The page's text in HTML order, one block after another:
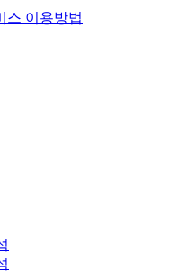
스 이용방법